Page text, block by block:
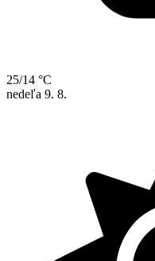
25/14 °C
nedeľa 9. 8.